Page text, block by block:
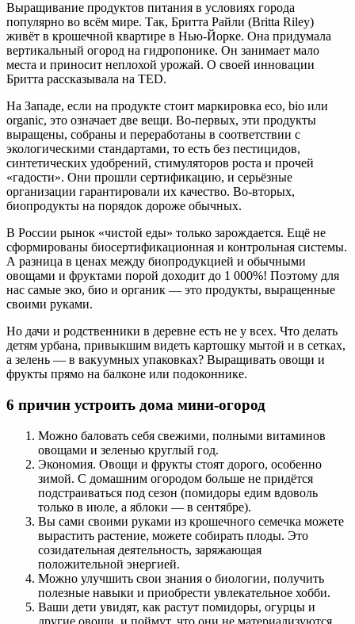
Выращивание продуктов питания в условиях города
популярно во всём мире. Так, Бритта Райли (Britta Riley)
живёт в крошечной квартире в Нью-Йорке. Она придумала
вертикальный огород на гидропонике. Он занимает мало
места и приносит неплохой урожай. О своей инновации
Бритта рассказывала на TED.
На Западе, если на продукте стоит маркировка eco, bio или
organic, это означает две вещи. Во-первых, эти продукты
выращены, собраны и переработаны в соответствии с
экологическими стандартами, то есть без пестицидов,
синтетических удобрений, стимуляторов роста и прочей
«гадости». Они прошли сертификацию, и серьёзные
организации гарантировали их качество. Во-вторых,
биопродукты на порядок дороже обычных.
В России рынок «чистой еды» только зарождается. Ещё не
сформированы биосертификационная и контрольная системы.
А разница в ценах между биопродукцией и обычными
овощами и фруктами порой доходит до 1 000%! Поэтому для
нас самые эко, био и органик — это продукты, выращенные
своими руками.
Но дачи и родственники в деревне есть не у всех. Что делать
детям урбана, привыкшим видеть картошку мытой и в сетках,
а зелень — в вакуумных упаковках? Выращивать овощи и
фрукты прямо на балконе или подоконнике.
6 причин устроить дома мини-огород
Можно баловать себя свежими, полными витаминов
овощами и зеленью круглый год.
Экономия. Овощи и фрукты стоят дорого, особенно
зимой. С домашним огородом больше не придётся
подстраиваться под сезон (помидоры едим вдоволь
только в июле, а яблоки — в сентябре).
Вы сами своими руками из крошечного семечка можете
вырастить растение, можете собирать плоды. Это
созидательная деятельность, заряжающая
положительной энергией.
Можно улучшить свои знания о биологии, получить
полезные навыки и приобрести увлекательное хобби.
Ваши дети увидят, как растут помидоры, огурцы и
другие овощи, и поймут, что они не материализуются